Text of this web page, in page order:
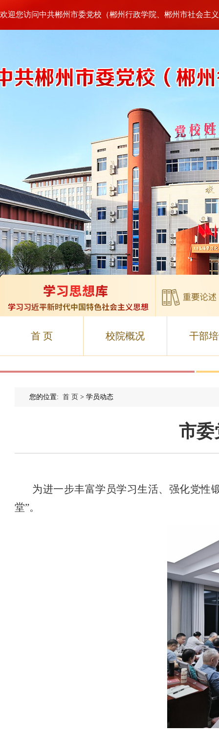
欢迎您访问中共郴州市委党校（郴州行政学院、郴州市社会主
首 页 校院概况 干部
您的位置: 首 页 > 学员动态
市委
为进一步丰富学员学习生活、强化党性
堂”。